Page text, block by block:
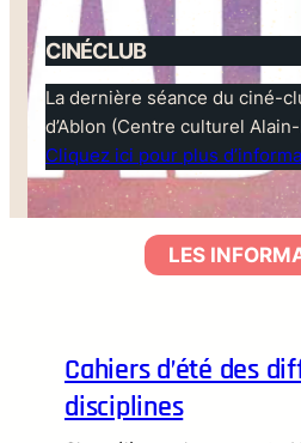
CINÉCLUB
La dernière séance du ciné-
d’Ablon (Centre culturel
Cliquez ici pour plus
LES
Cahiers d’été des
disciplines